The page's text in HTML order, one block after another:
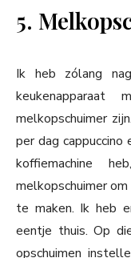
5.
Ik heb zólang
melkopschuimer
per dag cappuccino
koffiemachine
melkopschuimer
te maken. Ik heb
eentje thuis. Op
opschuimen